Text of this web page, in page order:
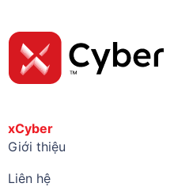
xCyber
Giới thiệu
Liên hệ